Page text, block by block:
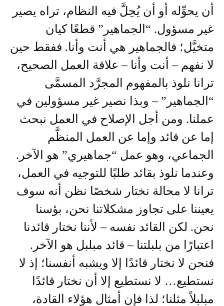
أن يحوِّله أو أن يُحِلَّ فيه النظام، تراه يصير
غير مسؤول. “الجماهير” قطعًا كيان
متخيَّل؛ فالجماهير هي أنت وأنا. ففقط حين
لا نفهم – أنت وأنا – علاقة العمل الصحيح،
ترانا نلوذ بالمفهوم المجرَّد المسمَّى
“الجماهير” – وبذا نصير غير مسؤولين في
عملنا. ومن أجل الإصلاح في العمل نبحث
إما عن قائد وإما عن العمل المنظَّم
الجماعي، وهو عمل “جماهيري” هو الآخر.
وعندما نلوذ بقائد طلبًا للتوجيه في العمل،
ترانا لا محالة نختار شخصًا نظن أنه سوف
يعيننا على تجاوز مشكلاتنا نحن، بؤسنا
نحن. لكن القائد نفسه – لأننا نختار قائدنا
اعتبارًا من بلبلتنا – قائد مبلبل هو الآخر.
فنحن لا نختار قائدًا إلا ويشبه أنفسنا؛ إذ لا
نستطيع… لا نستطيع إلا أن نختار قائدًا
مبلبلاً مثلنا؛ لذا فإن أمثال هؤلاء القادة،